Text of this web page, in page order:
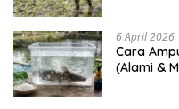
6 April 2026
Cara
(Alami &